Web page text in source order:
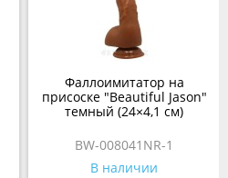
Фаллоимитатор на
присоске "Beautiful Jason"
темный (24×4,1 см)
BW-008041NR-1
В наличии